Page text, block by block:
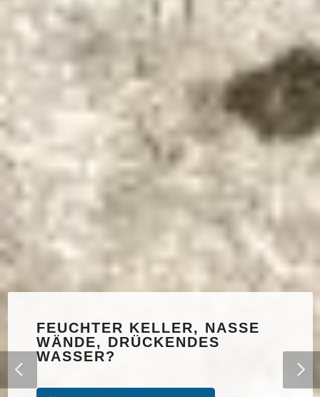
FEUCHTER KELLER, NASSE
WÄNDE, DRÜCKENDES
WASSER?